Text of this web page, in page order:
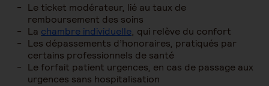
Le ticket modérateur, lié au taux de
remboursement des soins
La chambre individuelle, qui relève du confort
Les dépassements d’honoraires, pratiqués par
certains professionnels de santé
Le forfait patient urgences, en cas de passage aux
urgences sans hospitalisation